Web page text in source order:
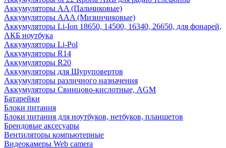
Аккумуляторы AA (Пальчиковые)
Аккумуляторы AAA (Мизинчиковые)
Аккумуляторы Li-Ion 18650, 14500, 16340, 26650, для фонарей,
АКБ ноутбука
Аккумуляторы Li-Pol
Аккумуляторы R14
Аккумуляторы R20
Аккумуляторы для Шуруповертов
Аккумуляторы различного назначения
Аккумуляторы Свинцово-кислотные, AGM
Батарейки
Блоки питания
Блоки питания для ноутбуков, нетбуков, планшетов
Брендовые аксесуары
Вентиляторы компьютерные
Видеокамеры Web camera